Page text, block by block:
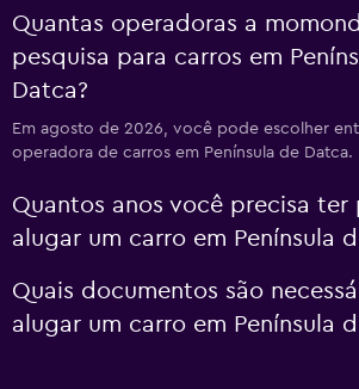
Quantas operadoras a
pesquisa para carros em
Datca?
Em agosto de 2026, você pode escolher
operadora de carros em Península de Datca.
Quantos anos você precisa ter
alugar um carro em Península
Quais documentos são
alugar um carro em Península